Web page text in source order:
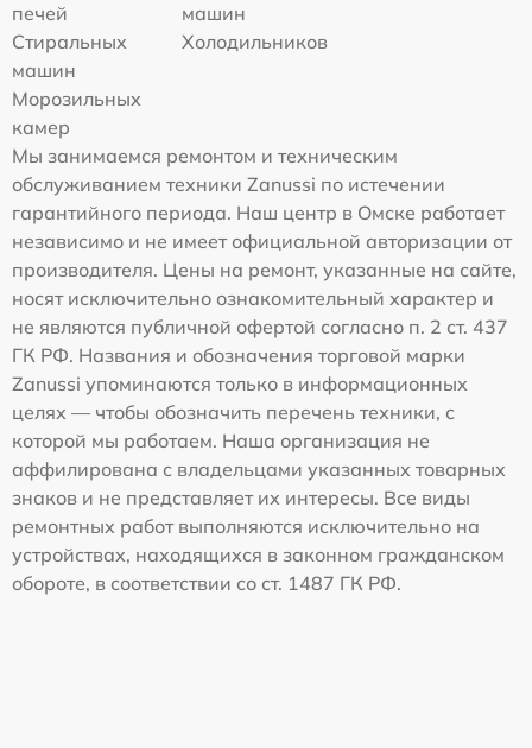
печей
машин
Стиральных
машин
Холодильников
Морозильных
камер
Мы занимаемся ремонтом и техническим
обслуживанием техники Zanussi по истечении
гарантийного периода. Наш центр в Омске работает
независимо и не имеет официальной авторизации от
производителя. Цены на ремонт, указанные на сайте,
носят исключительно ознакомительный характер и
не являются публичной офертой согласно п. 2 ст. 437
ГК РФ. Названия и обозначения торговой марки
Zanussi упоминаются только в информационных
целях — чтобы обозначить перечень техники, с
которой мы работаем. Наша организация не
аффилирована с владельцами указанных товарных
знаков и не представляет их интересы. Все виды
ремонтных работ выполняются исключительно на
устройствах, находящихся в законном гражданском
обороте, в соответствии со ст. 1487 ГК РФ.